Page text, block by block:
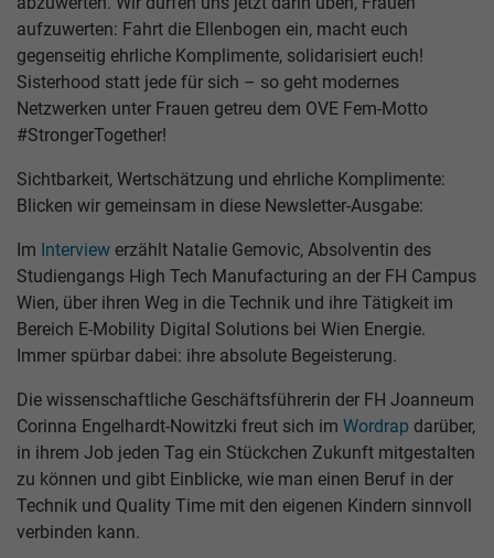
aufzuwerten: Fahrt die Ellenbogen ein, macht euch
gegenseitig ehrliche Komplimente, solidarisiert euch!
Sisterhood statt jede für sich – so geht modernes
Netzwerken unter Frauen getreu dem OVE Fem-Motto
#StrongerTogether!
Sichtbarkeit, Wertschätzung und ehrliche Komplimente:
Blicken wir gemeinsam in diese Newsletter-Ausgabe:
Im Interview erzählt Natalie Gemovic, Absolventin des
Studiengangs High Tech Manufacturing an der FH Campus
Wien, über ihren Weg in die Technik und ihre Tätigkeit im
Bereich E-Mobility Digital Solutions bei Wien Energie.
Immer spürbar dabei: ihre absolute Begeisterung.
Die wissenschaftliche Geschäftsführerin der FH Joanneum
Corinna Engelhardt-Nowitzki freut sich im Wordrap darüber,
in ihrem Job jeden Tag ein Stückchen Zukunft mitgestalten
zu können und gibt Einblicke, wie man einen Beruf in der
Technik und Quality Time mit den eigenen Kindern sinnvoll
verbinden kann.